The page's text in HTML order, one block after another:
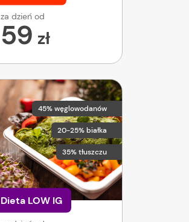
za dzień od
59 zł
45% węglowodanów
20-25% białka
35% tłuszczu
Dieta LOW IG